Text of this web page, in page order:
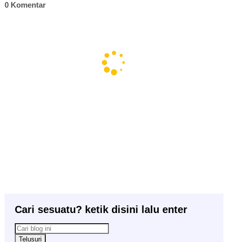
0 Komentar
Cari sesuatu? ketik disini lalu enter